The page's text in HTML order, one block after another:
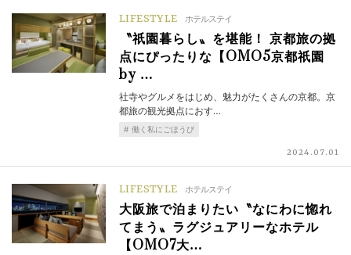
LIFESTYLE ホテルステイ
〝祇園暮らし〟を堪能！ 京都旅の拠
点にぴったりな【OMO5京都祇園
by …
社寺やグルメをはじめ、魅力がたくさんの京都。京
都旅の観光拠点におす…
働く私にごほうび
2024.07.01
LIFESTYLE ホテルステイ
大阪旅で泊まりたい〝なにわに惚れ
てまう〟ラグジュアリーなホテル
【OMO7大…